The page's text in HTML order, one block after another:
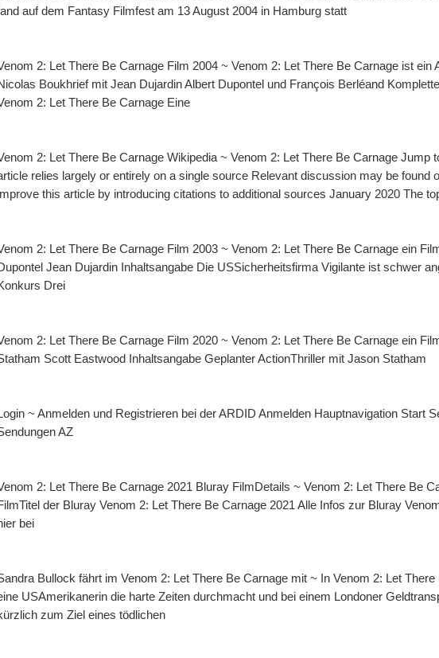
auf dem Fantasy Filmfest am 13 August 2004 in Hamburg statt
2: Let There Be Carnage Film 2004 ~ Venom 2: Let There Be Carnage ist
Boukhrief mit Jean Dujardin Albert Dupontel und François Berléand
2: Let There Be Carnage Eine
2: Let There Be Carnage Wikipedia ~ Venom 2: Let There Be Carnage Jump
relies largely or entirely on a single source Relevant discussion may be found
this article by introducing citations to additional sources January 2020 The
2: Let There Be Carnage Film 2003 ~ Venom 2: Let There Be Carnage ein
Jean Dujardin Inhaltsangabe Die USSicherheitsfirma Vigilante ist schwer
Drei
2: Let There Be Carnage Film 2020 ~ Venom 2: Let There Be Carnage ein
Scott Eastwood Inhaltsangabe Geplanter ActionThriller mit Jason Statham
~ Anmelden und Registrieren bei der ARDID Anmelden Hauptnavigation Start
AZ
2: Let There Be Carnage 2021 Bluray FilmDetails ~ Venom 2: Let There Be
der Bluray Venom 2: Let There Be Carnage 2021 Alle Infos zur Bluray
bei
Bullock fährt im Venom 2: Let There Be Carnage mit ~ In Venom 2: Let
USAmerikanerin die harte Zeiten durchmacht und bei einem Londoner
zum Ziel eines tödlichen